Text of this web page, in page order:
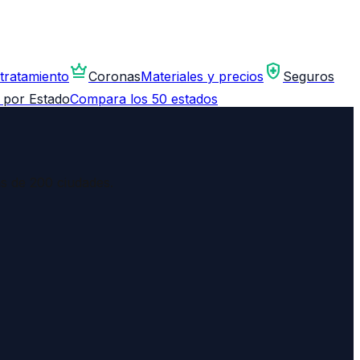
crownCoronasMateriales y precios health_and_safety Seguros
EstadoCompara los 50 estados